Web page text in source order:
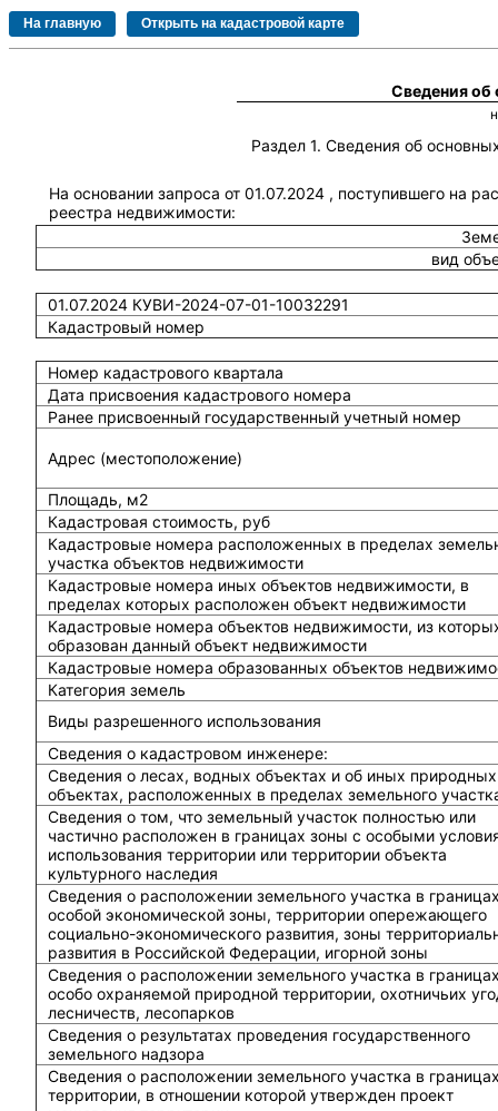
Сведения
Раздел 1. Сведения об
На основании запроса от 01.07.2024 , поступившего на
реестра недвижимости:
вид
01.07.2024 КУВИ-2024-07-01-10032291
Кадастровый номер
Номер кадастрового квартала
Дата присвоения кадастрового номера
Ранее присвоенный государственный учетный номер
Адрес (местоположение)
Площадь, м2
Кадастровая стоимость, руб
Кадастровые номера расположенных в пределах
участка объектов недвижимости
Кадастровые номера иных объектов недвижимости, в
пределах которых расположен объект недвижимости
Кадастровые номера объектов недвижимости, из
образован данный объект недвижимости
Кадастровые номера образованных объектов
Категория земель
Виды разрешенного использования
Сведения о кадастровом инженере:
Cведения о лесах, водных объектах и об иных природных
объектах, расположенных в пределах земельного
Сведения о том, что земельный участок полностью или
частично расположен в границах зоны с особыми
использования территории или территории объекта
культурного наследия
Сведения о расположении земельного участка в
особой экономической зоны, территории опережающего
социально-экономического развития, зоны
развития в Российской Федерации, игорной зоны
Сведения о расположении земельного участка в
особо охраняемой природной территории, охотничьих
лесничеств, лесопарков
Сведения о результатах проведения государственного
земельного надзора
Сведения о расположении земельного участка в
территории, в отношении которой утвержден проект